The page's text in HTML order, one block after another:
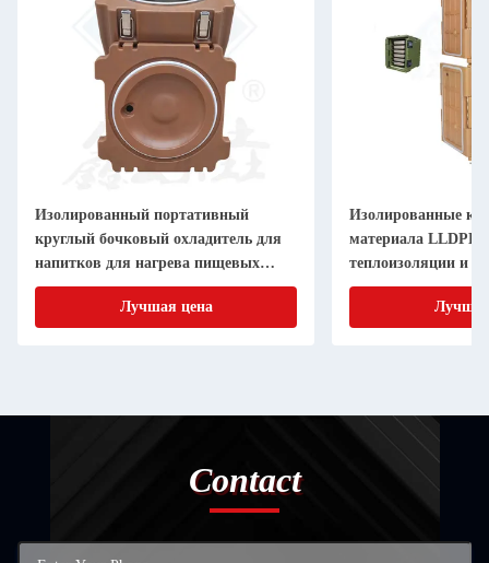
Изолированный портативный
круглый бочковый охладитель для
напитков для нагрева пищевых
продуктов
Лучшая цена
Изолированные
материала LLDPE
теплоизоляции и
продуктов питания
Contact